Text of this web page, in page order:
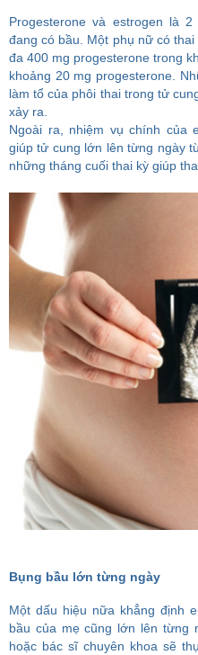
Progesterone và estrogen là
đang có bầu. Một phụ nữ có
đa 400 mg progesterone trong
khoảng 20 mg progesterone.
làm tổ của phôi thai trong tử
xảy ra.
Ngoài ra, nhiệm vụ chính của
giúp tử cung lớn lên từng ngày
những tháng cuối thai kỳ giúp
Bụng bầu lớn từng ngày
Một dấu hiệu nữa khẳng định
bầu của mẹ cũng lớn lên từng
hoặc bác sĩ chuyên khoa sẽ